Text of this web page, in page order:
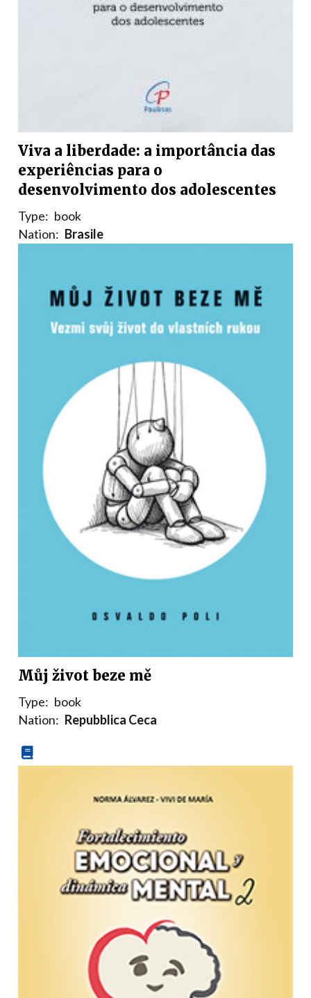
Viva a liberdade: a importância das
experiências para o
desenvolvimento dos adolescentes
Type: book
Nation: Brasile
Můj život beze mě
Type: book
Nation: Repubblica Ceca